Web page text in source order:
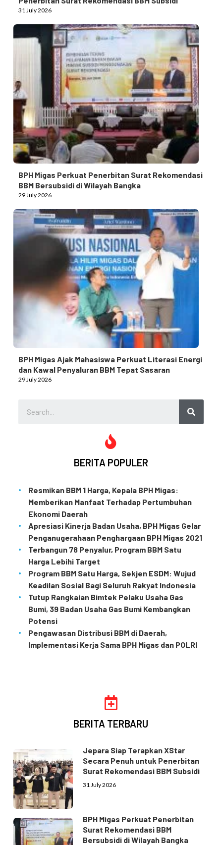
31 July 2026
BPH Migas Perkuat Penerbitan Surat Rekomendasi
BBM Bersubsidi di Wilayah Bangka
29 July 2026
BPH Migas Ajak Mahasiswa Perkuat Literasi Energi
dan Kawal Penyaluran BBM Tepat Sasaran
29 July 2026
BERITA POPULER
Resmikan BBM 1 Harga, Kepala BPH Migas:
Memberikan Manfaat Terhadap Pertumbuhan
Ekonomi Daerah
Apresiasi Kinerja Badan Usaha, BPH Migas Gelar
Penganugerahaan Penghargaan BPH Migas 2021
Terbangun 78 Penyalur, Program BBM Satu
Harga Lebihi Target
Program BBM Satu Harga, Sekjen ESDM: Wujud
Keadilan Sosial Bagi Seluruh Rakyat Indonesia
Tutup Rangkaian Bimtek Pelaku Usaha Gas
Bumi, 39 Badan Usaha Gas Bumi Kembangkan
Potensi
Pengawasan Distribusi BBM di Daerah,
Implementasi Kerja Sama BPH Migas dan POLRI
BERITA TERBARU
Jepara Siap Terapkan XStar
Secara Penuh untuk Penerbitan
Surat Rekomendasi BBM Subsidi
31 July 2026
BPH Migas Perkuat Penerbitan
Surat Rekomendasi BBM
Bersubsidi di Wilayah Bangka